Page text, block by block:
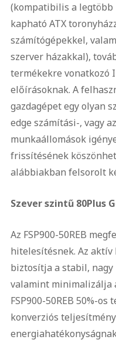
(kompatibilis a
kapható ATX
számítógépekkel,
szerver házakkal),
termékekre vonatkozó
előírásoknak. A
gazdagépet egy olyan
edge számítási-, vagy
munkaállomások
frissítésének
alábbiakban felsorolt
Szever szintű 80Plus
Az FSP900-50REB
hitelesítésnek. Az aktív
biztosítja a stabil,
valamint minimalizálja
FSP900-50REB 50%-
konverziós